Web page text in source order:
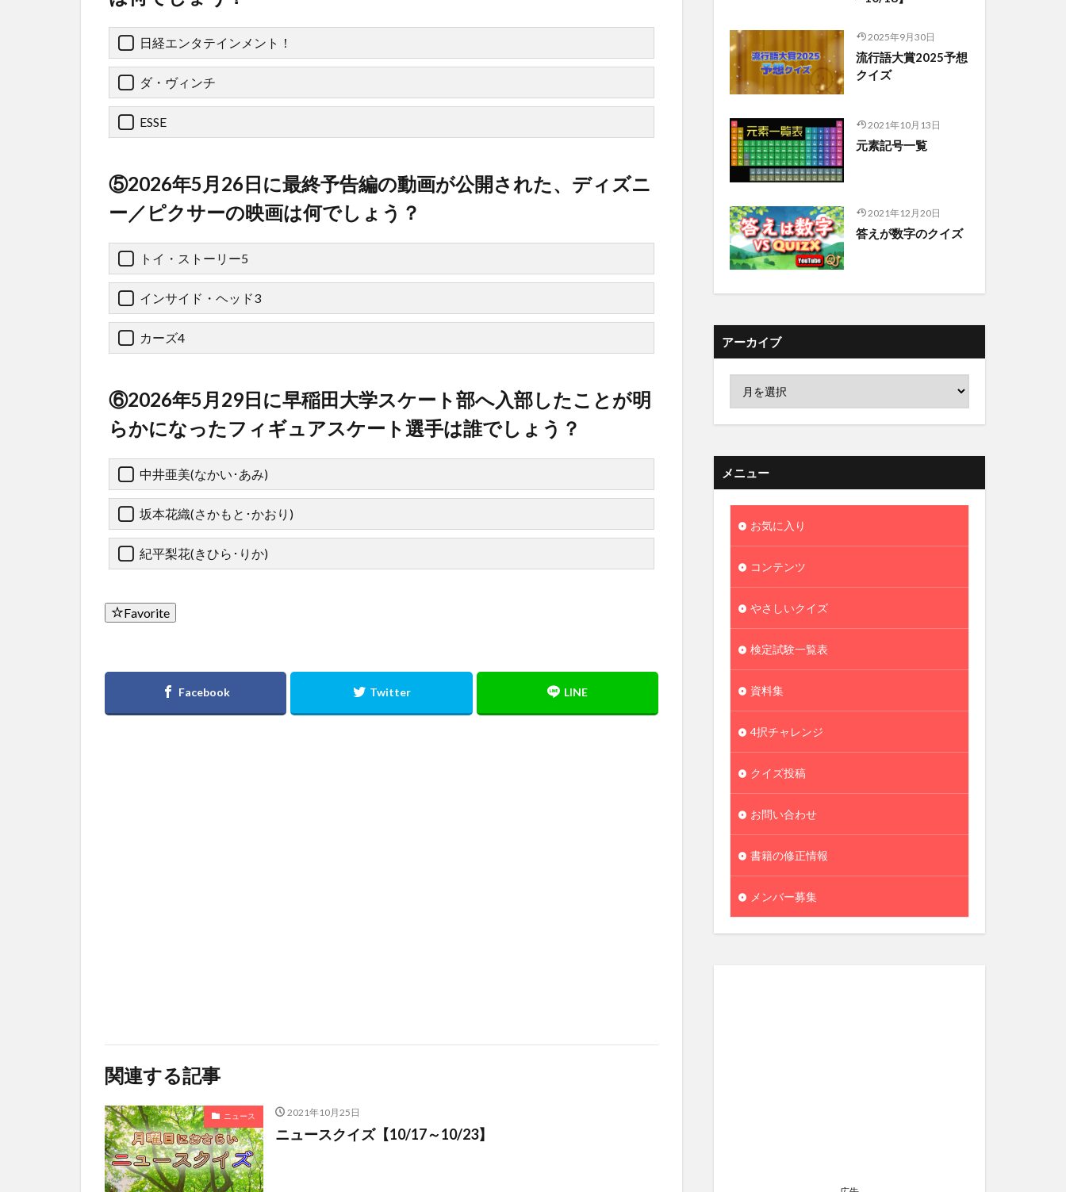
日経エンタテインメント！
ダ・ヴィンチ
ESSE
⑤2026年5月26日に最終予告編の動画が公開された、ディズニ
ー／ピクサーの映画は何でしょう？
トイ・ストーリー5
インサイド・ヘッド3
カーズ4
⑥2026年5月29日に早稲田大学スケート部へ入部したことが明
らかになったフィギュアスケート選手は誰でしょう？
中井亜美(なかい･あみ)
坂本花織(さかもと･かおり)
紀平梨花(きひら･りか)
Favorite
関連する記事
ニュース 2021年10月25日
ニュースクイズ【10/17～10/23】
2025年9月30日
流行語大賞2025予想
クイズ
2021年10月13日
元素記号一覧
2021年12月20日
答えが数字のクイズ
アーカイブ
メニュー
お気に入り
コンテンツ
やさしいクイズ
検定試験一覧表
資料集
4択チャレンジ
クイズ投稿
お問い合わせ
書籍の修正情報
メンバー募集